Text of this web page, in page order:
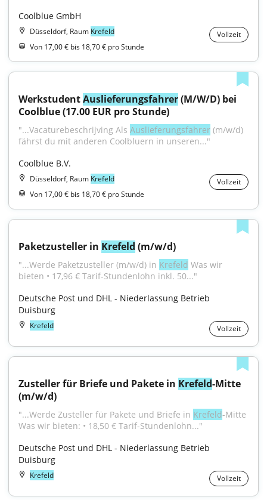
Coolblue GmbH
Düsseldorf, Raum Krefeld
Vollzeit
Von 17,00 € bis 18,70 € pro Stunde
Werkstudent Auslieferungsfahrer (M/W/D) bei
Coolblue (17.00 EUR pro Stunde)
"...Vacaturebeschrijving Als Auslieferungsfahrer (m/w/d)
fährst du mit anderen Coolbluern in unseren..."
Coolblue B.V.
Düsseldorf, Raum Krefeld
Vollzeit
Von 17,00 € bis 18,70 € pro Stunde
Paketzusteller in Krefeld (m/w/d)
"...Werde Paketzusteller (m/w/d) in Krefeld Was wir
bieten • 17,96 € Tarif-Stundenlohn inkl. 50..."
Deutsche Post und DHL - Niederlassung Betrieb
Duisburg
Krefeld Vollzeit
Zusteller für Briefe und Pakete in Krefeld-Mitte
(m/w/d)
"...Werde Zusteller für Pakete und Briefe in Krefeld-Mitte
Was wir bieten: • 18,50 € Tarif-Stundenlohn..."
Deutsche Post und DHL - Niederlassung Betrieb
Duisburg
Krefeld Vollzeit